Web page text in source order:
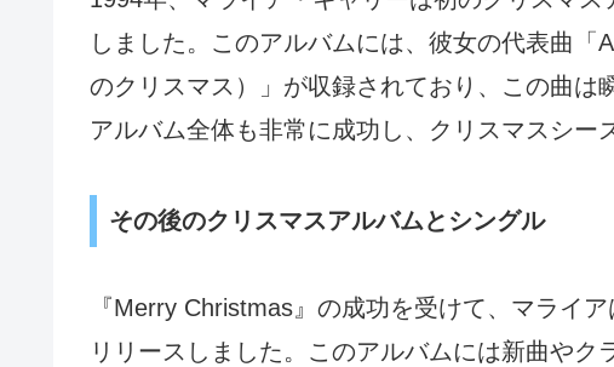
しました。このアルバムには、彼女の代表曲
のクリスマス）」が収録されており、この曲は
アルバム全体も非常に成功し、クリスマスシー
その後のクリスマスアルバムとシングル
『Merry Christmas』の成功を受けて、マライ
リリースしました。このアルバムには新曲や